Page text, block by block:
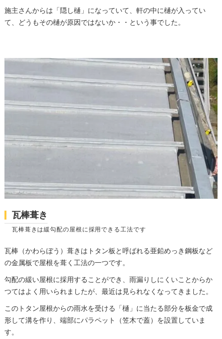
施主さんからは「隠し樋」になっていて、軒の中に樋が入ってい
て、どうもその樋が原因ではないか・・という事でした。
瓦棒葺き
瓦棒葺きは緩勾配の屋根に採用できる工法です
瓦棒（かわらぼう）葺きはトタン板と呼ばれる亜鉛めっき鋼板など
の金属板で屋根を葺く工法の一つです。
勾配の緩い屋根に採用することができ、雨漏りしにくいことからか
つてはよく用いられましたが、最近は見られなくなってきました。
このトタン屋根からの雨水を受ける「樋」に当たる部分を板金で成
形して溝を作り、端部にパラペット（笠木で蓋）を設置していま
す。